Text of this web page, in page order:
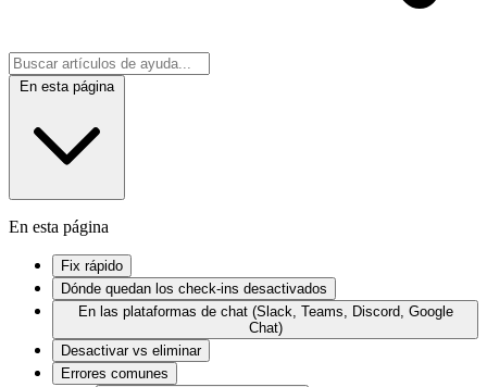
En esta página
En esta página
Fix rápido
Dónde quedan los check-ins desactivados
En las plataformas de chat (Slack, Teams, Discord, Google
Chat)
Desactivar vs eliminar
Errores comunes